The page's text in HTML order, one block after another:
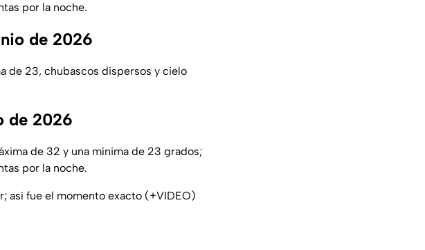
por la noche.
de 2026
de 23, chubascos dispersos y cielo
de 2026
de 32 y una mínima de 23 grados;
por la noche.
así fue el momento exacto (+VIDEO)